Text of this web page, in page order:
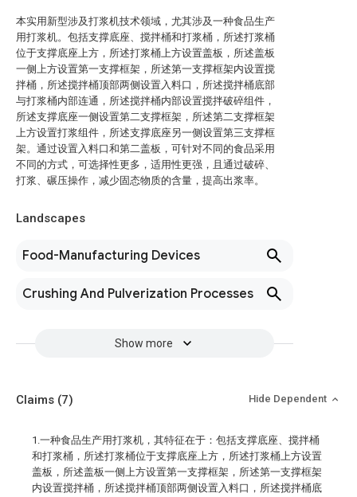
本实用新型涉及打浆机技术领域，尤其涉及一种食品生产
用打浆机。包括支撑底座、搅拌桶和打浆桶，所述打浆桶
位于支撑底座上方，所述打浆桶上方设置盖板，所述盖板
一侧上方设置第一支撑框架，所述第一支撑框架内设置搅
拌桶，所述搅拌桶顶部两侧设置入料口，所述搅拌桶底部
与打浆桶内部连通，所述搅拌桶内部设置搅拌破碎组件，
所述支撑底座一侧设置第二支撑框架，所述第二支撑框架
上方设置打浆组件，所述支撑底座另一侧设置第三支撑框
架。通过设置入料口和第二盖板，可针对不同的食品采用
不同的方式，可选择性更多，适用性更强，且通过破碎、
打浆、碾压操作，减少固态物质的含量，提高出浆率。
Landscapes
Food-Manufacturing Devices
Crushing And Pulverization Processes
Show more
Claims (7) Hide Dependent
1.一种食品生产用打浆机，其特征在于：包括支撑底座、搅拌桶
和打浆桶，所述打浆桶位于支撑底座上方，所述打浆桶上方设置
盖板，所述盖板一侧上方设置第一支撑框架，所述第一支撑框架
内设置搅拌桶，所述搅拌桶顶部两侧设置入料口，所述搅拌桶底